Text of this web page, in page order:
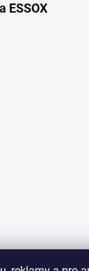
ESSOX